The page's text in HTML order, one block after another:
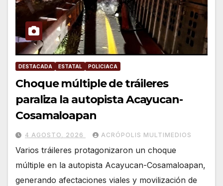
DESTACADA ESTATAL POLICIACA
Choque múltiple de tráileres
paraliza la autopista Acayucan-
Cosamaloapan
4 AGOSTO, 2026 ACRÓPOLIS MULTIMEDIOS
Varios tráileres protagonizaron un choque
múltiple en la autopista Acayucan-Cosamaloapan,
generando afectaciones viales y movilización de